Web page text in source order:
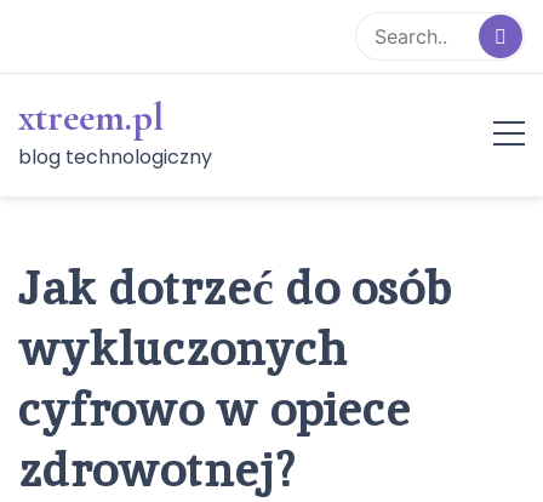
content
xtreem.pl
blog technologiczny
Jak dotrzeć do osób
wykluczonych
cyfrowo w opiece
zdrowotnej?